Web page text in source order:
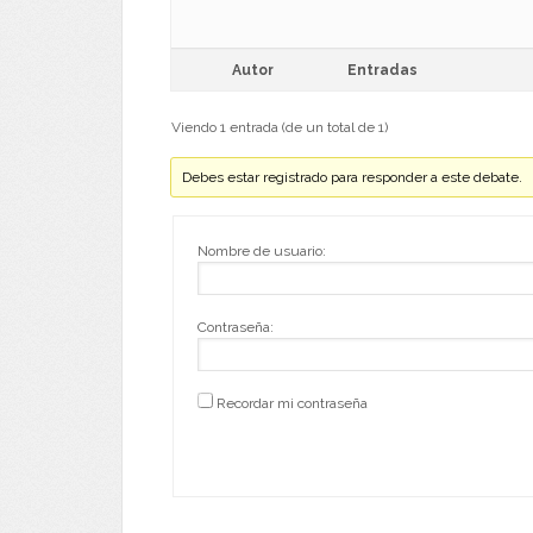
Autor Entradas
Viendo 1 entrada (de un total de 1)
Debes estar registrado para responder a este debate.
Nombre de usuario:
Contraseña:
Recordar mi contraseña